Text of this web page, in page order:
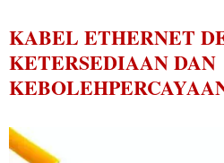
KABEL ETHERNET
KETERSEDIAAN DAN